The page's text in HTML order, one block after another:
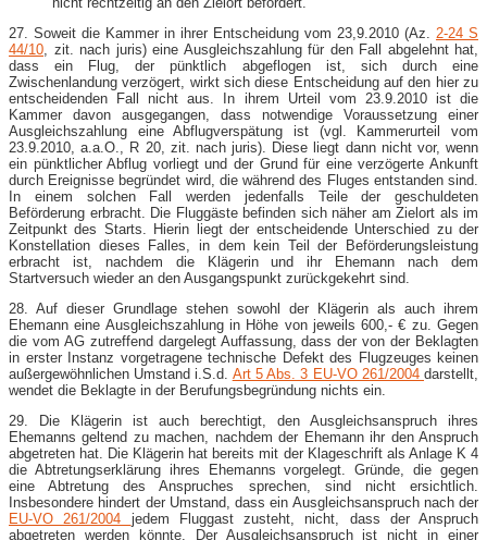
27. Soweit die Kammer in ihrer Entscheidung vom 23,9.2010 (Az. 2-24 S
44/10 , zit. nach juris) eine Ausgleichszahlung für den Fall abgelehnt hat,
dass ein Flug, der pünktlich abgeflogen ist, sich durch eine
Zwischenlandung verzögert, wirkt sich diese Entscheidung auf den hier zu
entscheidenden Fall nicht aus. In ihrem Urteil vom 23.9.2010 ist die
Kammer davon ausgegangen, dass notwendige Voraussetzung einer
Ausgleichszahlung eine Abflugverspätung ist (vgl. Kammerurteil vom
23.9.2010, a.a.O., R 20, zit. nach juris). Diese liegt dann nicht vor, wenn
ein pünktlicher Abflug vorliegt und der Grund für eine verzögerte Ankunft
durch Ereignisse begründet wird, die während des Fluges entstanden sind.
In einem solchen Fall werden jedenfalls Teile der geschuldeten
Beförderung erbracht. Die Fluggäste befinden sich näher am Zielort als im
Zeitpunkt des Starts. Hierin liegt der entscheidende Unterschied zu der
Konstellation dieses Falles, in dem kein Teil der Beförderungsleistung
erbracht ist, nachdem die Klägerin und ihr Ehemann nach dem
Startversuch wieder an den Ausgangspunkt zurückgekehrt sind.
28. Auf dieser Grundlage stehen sowohl der Klägerin als auch ihrem
Ehemann eine Ausgleichszahlung in Höhe von jeweils 600,- € zu. Gegen
die vom AG zutreffend dargelegt Auffassung, dass der von der Beklagten
in erster Instanz vorgetragene technische Defekt des Flugzeuges keinen
außergewöhnlichen Umstand i.S.d. Art 5 Abs. 3 EU-VO 261/2004darstellt,
wendet die Beklagte in der Berufungsbegründung nichts ein.
29. Die Klägerin ist auch berechtigt, den Ausgleichsanspruch ihres
Ehemanns geltend zu machen, nachdem der Ehemann ihr den Anspruch
abgetreten hat. Die Klägerin hat bereits mit der Klageschrift als Anlage K 4
die Abtretungserklärung ihres Ehemanns vorgelegt. Gründe, die gegen
eine Abtretung des Anspruches sprechen, sind nicht ersichtlich.
Insbesondere hindert der Umstand, dass ein Ausgleichsanspruch nach der
EU-VO 261/2004 jedem Fluggast zusteht, nicht, dass der Anspruch
abgetreten werden könnte. Der Ausgleichsanspruch ist nicht in einer